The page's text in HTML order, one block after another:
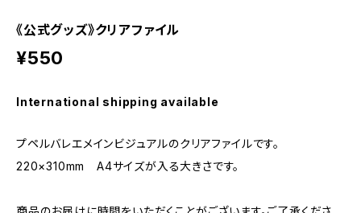
《公式グッズ》クリアファイル
¥550
International shipping available
プペルバレエメインビジュアルのクリアファイルです。
220×310mm A4サイズが入る大きさです。